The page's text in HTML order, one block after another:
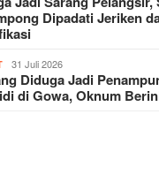
Dipadati Jeriken
31 Juli 2026
Diduga Jadi
di Gowa, Oknum